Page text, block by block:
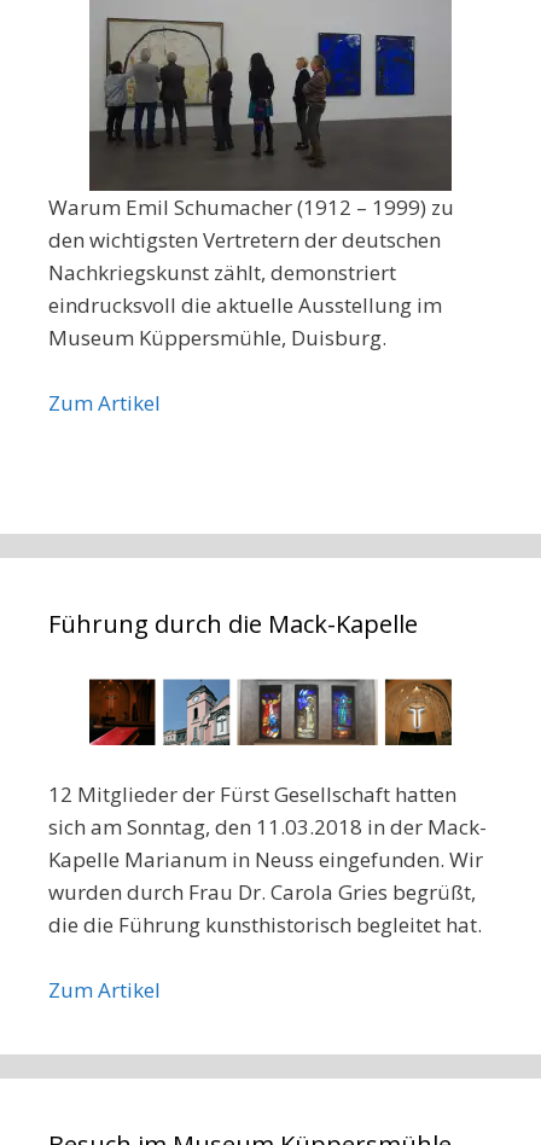
Warum Emil Schumacher (1912 – 1999) zu
den wichtigsten Vertretern der deutschen
Nachkriegskunst zählt, demonstriert
eindrucksvoll die aktuelle Ausstellung im
Museum Küppersmühle, Duisburg.
Zum Artikel
Führung durch die Mack-Kapelle
12 Mitglieder der Fürst Gesellschaft hatten
sich am Sonntag, den 11.03.2018 in der Mack-
Kapelle Marianum in Neuss eingefunden. Wir
wurden durch Frau Dr. Carola Gries begrüßt,
die die Führung kunsthistorisch begleitet hat.
Zum Artikel